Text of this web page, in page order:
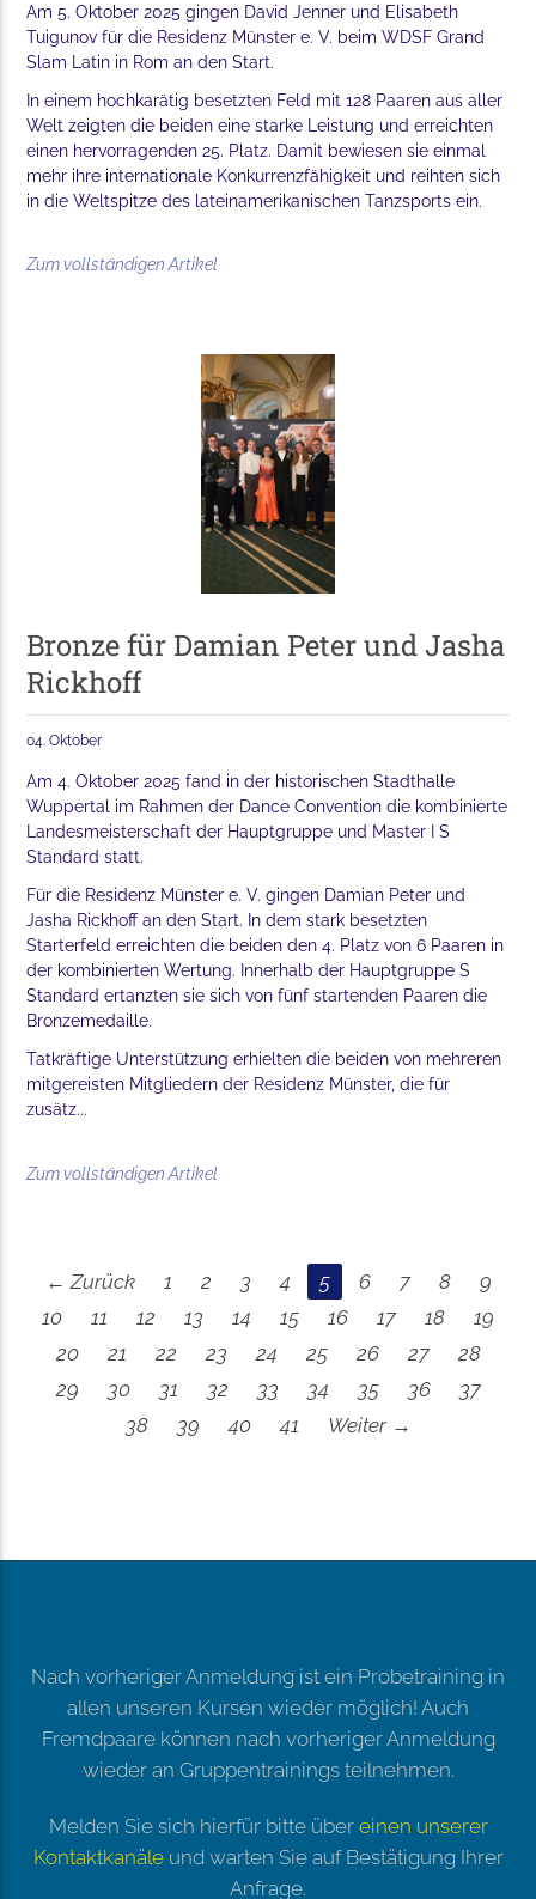
Am 5. Oktober 2025 gingen David Jenner und Elisabeth
Tuigunov für die Residenz Münster e. V. beim WDSF Grand
Slam Latin in Rom an den Start.
In einem hochkarätig besetzten Feld mit 128 Paaren aus aller
Welt zeigten die beiden eine starke Leistung und erreichten
einen hervorragenden 25. Platz. Damit bewiesen sie einmal
mehr ihre internationale Konkurrenzfähigkeit und reihten sich
in die Weltspitze des lateinamerikanischen Tanzsports ein.
Zum vollständigen Artikel
Bronze für Damian Peter und Jasha
Rickhoff
04. Oktober
Am 4. Oktober 2025 fand in der historischen Stadthalle
Wuppertal im Rahmen der Dance Convention die kombinierte
Landesmeisterschaft der Hauptgruppe und Master I S
Standard statt.
Für die Residenz Münster e. V. gingen Damian Peter und
Jasha Rickhoff an den Start. In dem stark besetzten
Starterfeld erreichten die beiden den 4. Platz von 6 Paaren in
der kombinierten Wertung. Innerhalb der Hauptgruppe S
Standard ertanzten sie sich von fünf startenden Paaren die
Bronzemedaille.
Tatkräftige Unterstützung erhielten die beiden von mehreren
mitgereisten Mitgliedern der Residenz Münster, die für
zusätz...
Zum vollständigen Artikel
← Zurück 1 2 3 4 5 6 7 8
9
10
11 12 13 14 15 16 17 18
19
20
21 22 23 24 25 26 27
28
29
30 31 32 33 34 35 36
37
38
39 40 41 Weiter →
Nach vorheriger Anmeldung ist ein Probetraining in
allen unseren Kursen wieder möglich! Auch
Fremdpaare können nach vorheriger Anmeldung
wieder an Gruppentrainings teilnehmen.
Melden Sie sich hierfür bitte über einen unserer
Kontaktkanäleund warten Sie auf Bestätigung Ihrer
Anfrage.